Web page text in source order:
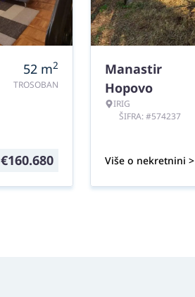
52 m2
TROSOBAN
€160.680
Manastir
Hopovo
IRIG
ŠIFRA: #574237
Više o nekretnini >